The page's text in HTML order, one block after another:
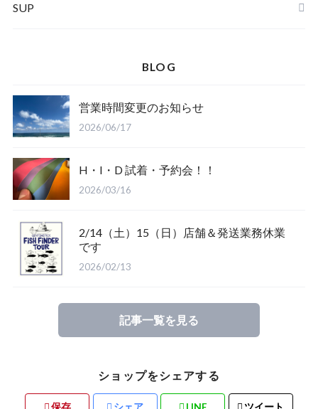
Salty Crew
SOX
Glove
SUP
BLOG
営業時間変更のお知らせ
2026/06/17
H・I・D 試着・予約会！！
2026/03/16
2/14（土）15（日）店舗＆発送業務休業
です
2026/02/13
記事一覧を見る
ショップをシェアする